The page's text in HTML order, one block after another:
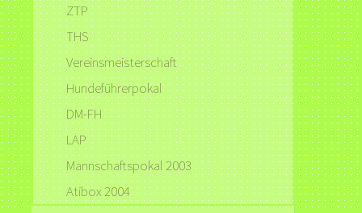
ZTP
THS
Vereinsmeisterschaft
Hundeführerpokal
DM-FH
LAP
Mannschaftspokal 2003
Atibox 2004